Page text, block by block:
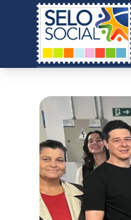
Selo Social